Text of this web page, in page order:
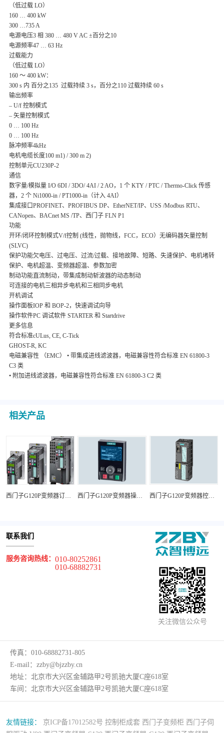
（低过载 LO）
160 … 400 kW
300 …735 A
电源电压3 相 380 … 480 V AC ±百分之10
电源频率47 … 63 Hz
过载能力
（低过载 LO）
160 ～ 400 kW：
300 s 内 百分之135 过载持续 3 s，百分之110 过载持续 60 s
输出频率
– U/f 控制模式
– 矢量控制模式
0 … 100 Hz
0 … 100 Hz
脉冲频率4kHz
电机电缆长度100 m1) / 300 m 2)
控制单元CU230P-2
通信
数字量/模拟量 I/O 6DI / 3DO/ 4AI / 2 AO，1 个 KTY / PTC / Thermo-Click 传感
器，2 个 Ni1000-in / PT1000-in（计入 4AI）
集成接口PROFINET、PROFIBUS DP、EtherNET/IP、USS /Modbus RTU、
CANopen、BACnet MS /TP、西门子 FLN P1
功能
开环/闭环控制模式V/f控制 (线性，抛物线，FCC，ECO）无编码器矢量控制
(SLVC)
保护功能欠电压、过电压、过流/过载、接地故障、短路、失速保护、电机堵转
保护、电机超温、变频器超温、参数加密
制动功能直流制动，带集成制动斩波器的动态制动
可连接的电机三相异步电机和三相同步电机
开机调试
操作面板IOP 和 BOP-2，快速调试向导
操作软件PC 调试软件 STARTER 和 Startdrive
更多信息
符合标准cULus, CE, C-Tick
GHOST-R, KC
电磁兼容性 （EMC） • 带集成进线滤波器，电磁兼容性符合标准 EN 61800-3
C3 类
• 附加进线滤波器，电磁兼容性符合标准 EN 61800-3 C2 类
相关产品
西门子G120P变频器订货数据 西门子G120P变频器操作面板 西门子G120P变频器控制单元
联系我们
服务咨询热线： 010-80252861
010-68882731
关注微信公众号
传真： 010-68882731-805
E-mail： zzby@bjzzby.cn
地址： 北京市大兴区金辅路甲2号凯驰大厦C座618室
车间： 北京市大兴区金辅路甲2号凯驰大厦C座618室
友情链接： 京ICP备17012582号 控制柜成套 西门子变频柜 西门子伺